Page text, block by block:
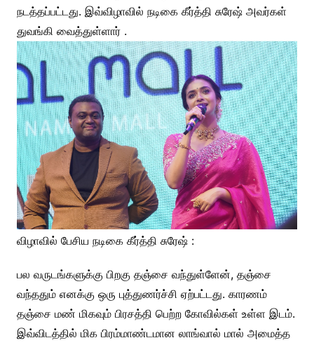
நடத்தப்பட்டது. இவ்விழாவில் நடிகை கீர்த்தி சுரேஷ் அவர்கள்
துவங்கி வைத்துள்ளார் .
விழாவில் பேசிய நடிகை கீர்த்தி சுரேஷ் :
பல வருடங்களுக்கு பிறகு தஞ்சை வந்துள்ளேன், தஞ்சை
வந்ததும் எனக்கு ஒரு புத்துணர்ச்சி ஏற்பட்டது. காரணம்
தஞ்சை மண் மிகவும் பிரசத்தி பெற்ற கோவில்கள் உள்ள இடம்.
இவ்விடத்தில் மிக பிரம்மாண்டமான லாங்வால் மால் அமைத்த